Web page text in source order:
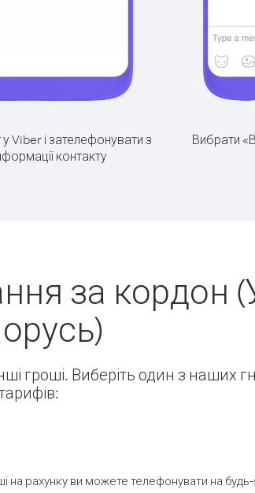
Viber і зателефонувати з
контакту
Вибрати
за кордон
гроші. Виберіть один з наших
рахунку ви можете телефонувати на будь-